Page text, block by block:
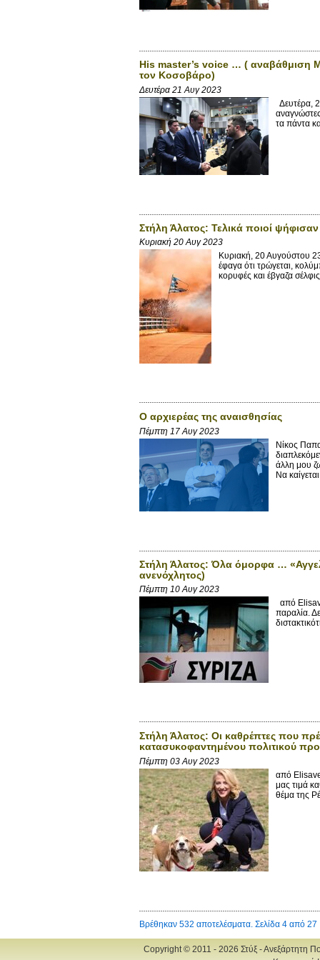
His master’s voice … ( αναβάθμιση
τον Κοσοβάρο)
Δευτέρα 21 Αυγ 2023
Δευτέρα,
τα πάντα
Στήλη Άλατος: Τελικά ποιοί
Κυριακή 20 Αυγ 2023
Κυριακή, 20 Αυγούστου
έφαγα ότι τρώγεται,
κορυφές και έβγαζα
Ο αρχιερέας της αναισθησίας
Πέμπτη 17 Αυγ 2023
Νίκος
άλλη μου
Να
Στήλη Άλατος: Όλα όμορφα …
ανενόχλητος)
Πέμπτη 10 Αυγ 2023
από
παραλία.
Στήλη Άλατος: Οι καθρέπτες που
κατασυκοφαντημένου πολιτικού
Πέμπτη 03 Αυγ 2023
από
μας τιμά
θέμα της
Βρέθηκαν 532 αποτελέσματα. Σελίδα 4 από 27
Copyright © 2011 - 2026 Στύξ - Ανεξάρτητη